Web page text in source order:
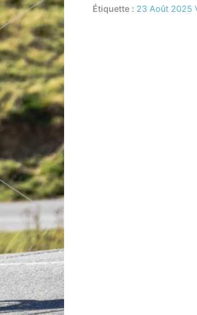
Étiquette : 23 Août 2025